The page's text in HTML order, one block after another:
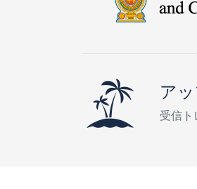
ア
受信ト